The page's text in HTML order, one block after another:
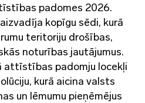
padomes 2026.
kopīgu sēdi, kurā
teritoriju drošības,
noturības jautājumus.
attīstības padomju locekļi
kurā aicina valsts
un lēmumu pieņēmējus